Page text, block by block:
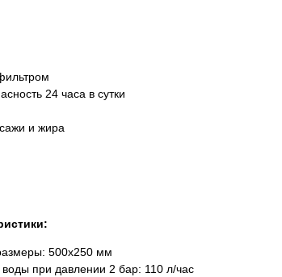
24 часа в сутки
и жира
500x250 мм
при давлении 2 бар: 110 л/час